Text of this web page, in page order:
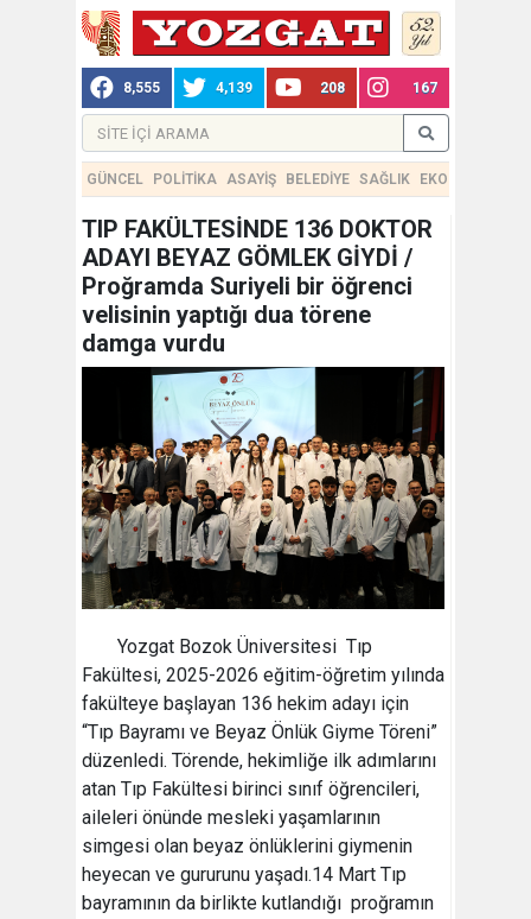
8,555 4,139 208 167
GÜNCEL POLİTİKA ASAYİŞ BELEDİYE SAĞLIK EKONOMİ
TIP FAKÜLTESİNDE 136 DOKTOR
ADAYI BEYAZ GÖMLEK GİYDİ /
Proğramda Suriyeli bir öğrenci
velisinin yaptığı dua törene
damga vurdu
Yozgat Bozok Üniversitesi Tıp
Fakültesi, 2025-2026 eğitim-öğretim yılında
fakülteye başlayan 136 hekim adayı için
“Tıp Bayramı ve Beyaz Önlük Giyme Töreni”
düzenledi. Törende, hekimliğe ilk adımlarını
atan Tıp Fakültesi birinci sınıf öğrencileri,
aileleri önünde mesleki yaşamlarının
simgesi olan beyaz önlüklerini giymenin
heyecan ve gururunu yaşadı.14 Mart Tıp
bayramının da birlikte kutlandığı proğramın